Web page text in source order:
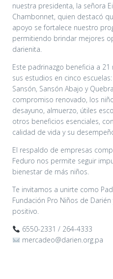
nuestra presidenta, la señora
Chambonnet, quien destacó
apoyo se fortalece nuestro
permitiendo brindar mejores
darienita.
Este padrinazgo beneficia a
sus estudios en cinco
Sansón, Sansón Abajo y
compromiso renovado, los
desayuno, almuerzo, útiles
otros beneficios esenciales,
calidad de vida y su
El respaldo de empresas
Feduro nos permite seguir
bienestar de más niños.
Te invitamos a unirte como
Fundación Pro Niños de
positivo.
6550-2331 / 264-4333
mercadeo@darien.org.pa